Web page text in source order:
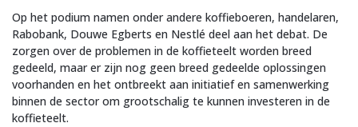
Op het podium namen onder andere koffieboeren, handelaren,
Rabobank, Douwe Egberts en Nestlé deel aan het debat. De
zorgen over de problemen in de koffieteelt worden breed
gedeeld, maar er zijn nog geen breed gedeelde oplossingen
voorhanden en het ontbreekt aan initiatief en samenwerking
binnen de sector om grootschalig te kunnen investeren in de
koffieteelt.